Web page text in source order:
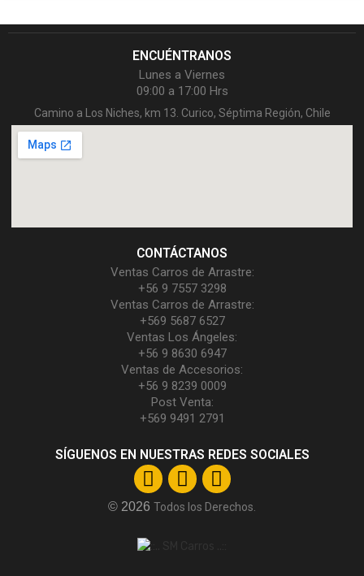
ENCUÉNTRANOS
Lunes a Viernes
09:00 a 17:00 Hrs
Camino a Los Niches, km 13. Curico, Séptima Región, Chile
CONTÁCTANOS
Ventas Carros de Arrastre:
+56 9 7557 3298
Ventas Carros de Arrastre:
+569 5687 6527
Ventas Los Ángeles:
+56 9 8630 6947
Ventas de Accesorios:
+56 9 8239 0009
Post Venta:
+569 9491 2791
SÍGUENOS EN NUESTRAS REDES SOCIALES
© 2026 Todos los Derechos.